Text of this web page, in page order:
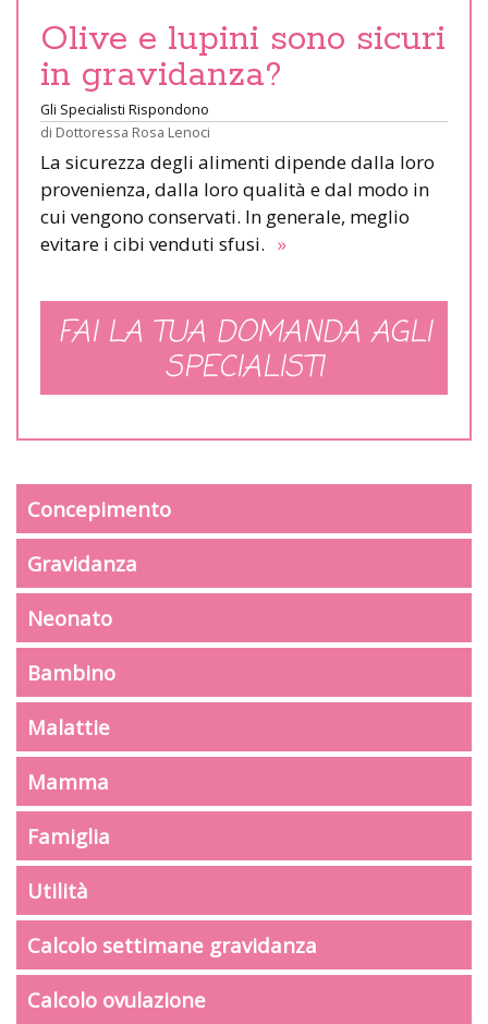
Olive e lupini sono sicuri
in gravidanza?
Gli Specialisti Rispondono
di Dottoressa Rosa Lenoci
La sicurezza degli alimenti dipende dalla loro
provenienza, dalla loro qualità e dal modo in
cui vengono conservati. In generale, meglio
evitare i cibi venduti sfusi. »
FAI LA TUA DOMANDA AGLI
SPECIALISTI
Concepimento
Gravidanza
Neonato
Bambino
Malattie
Mamma
Famiglia
Utilità
Calcolo settimane gravidanza
Calcolo ovulazione